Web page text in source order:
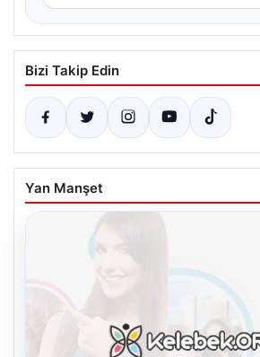
Bizi Takip Edin
Yan Manşet